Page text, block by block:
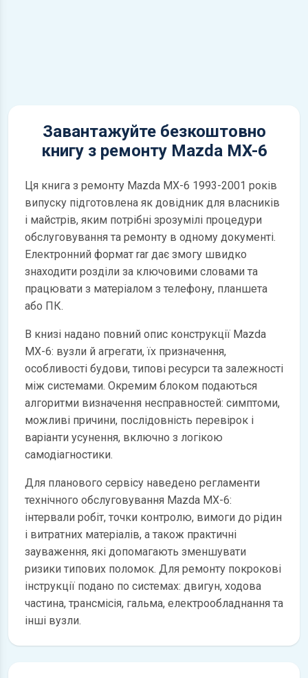
Завантажуйте безкоштовно
книгу з ремонту Mazda MX-6
Ця книга з ремонту Mazda MX-6 1993-2001 років
випуску підготовлена як довідник для власників
і майстрів, яким потрібні зрозумілі процедури
обслуговування та ремонту в одному документі.
Електронний формат rar дає змогу швидко
знаходити розділи за ключовими словами та
працювати з матеріалом з телефону, планшета
або ПК.
В книзі надано повний опис конструкції Mazda
MX-6: вузли й агрегати, їх призначення,
особливості будови, типові ресурси та залежності
між системами. Окремим блоком подаються
алгоритми визначення несправностей: симптоми,
можливі причини, послідовність перевірок і
варіанти усунення, включно з логікою
самодіагностики.
Для планового сервісу наведено регламенти
технічного обслуговування Mazda MX-6:
інтервали робіт, точки контролю, вимоги до рідин
і витратних матеріалів, а також практичні
зауваження, які допомагають зменшувати
ризики типових поломок. Для ремонту покрокові
інструкції подано по системах: двигун, ходова
частина, трансмісія, гальма, електрообладнання та
інші вузли.